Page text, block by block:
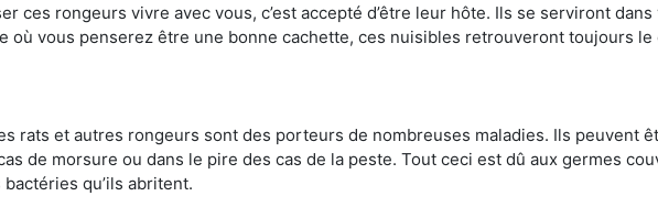
ces rongeurs vivre avec vous, c’est accepté d’être leur hôte. Ils se serviront
où vous penserez être une bonne cachette, ces nuisibles retrouveront toujours le
rats et autres rongeurs sont des porteurs de nombreuses maladies. Ils peuvent
de morsure ou dans le pire des cas de la peste. Tout ceci est dû aux germes
qu’ils abritent.